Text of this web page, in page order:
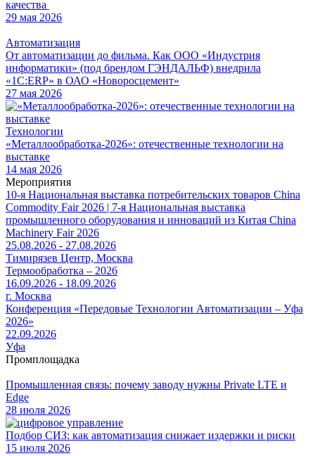
качества
29 мая 2026
Автоматизация
От автоматизации до фильма. Как ООО «Индустрия
информатики» (под брендом ГЭНДАЛЬФ) внедрила
«1С:ERP» в ОАО «Новоросцемент»
27 мая 2026
Технологии
«Металлообработка-2026»: отечественные технологии на
выставке
14 мая 2026
Мероприятия
10-я Национальная выставка потребительских товаров China
Commodity Fair 2026 | 7-я Национальная выставка
промышленного оборудования и инноваций из Китая China
Machinery Fair 2026
25.08.2026 - 27.08.2026
Тимирязев Центр, Москва
Термообработка – 2026
16.09.2026 - 18.09.2026
г. Москва
Конференция «Передовые Технологии Автоматизации – Уфа
2026»
22.09.2026
Уфа
Промплощадка
Промышленная связь: почему заводу нужны Private LTE и
Edge
28 июля 2026
Подбор СИЗ: как автоматизация снижает издержки и риски
15 июля 2026